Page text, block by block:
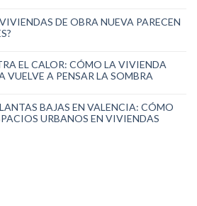
DE OBRA NUEVA PARECEN
EL CALOR: CÓMO LA VIVIENDA
VUELVE A PENSAR LA SOMBRA
BAJAS EN VALENCIA: CÓMO
URBANOS EN VIVIENDAS